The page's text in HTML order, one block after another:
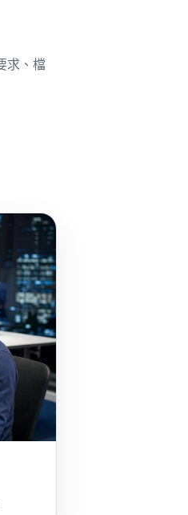
求、檔